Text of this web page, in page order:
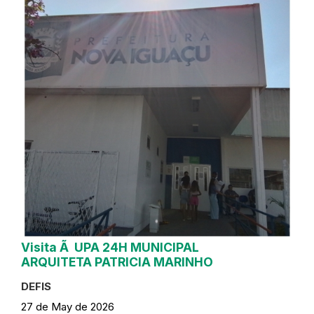
Visita Ã UPA 24H MUNICIPAL
ARQUITETA PATRICIA MARINHO
DEFIS
27 de May de 2026